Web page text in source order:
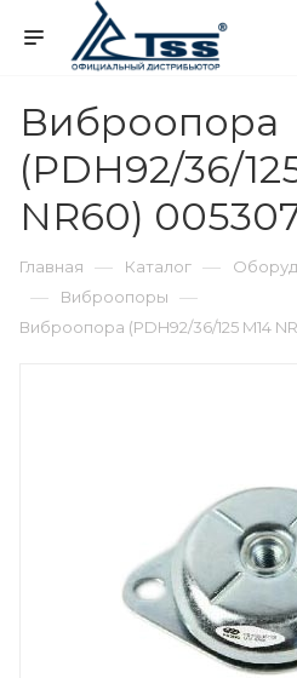
Виброопора
(PDH92/36/
NR60)
Главная — Каталог —
— Виброопоры —
Виброопора (PDH92/36/125 M14